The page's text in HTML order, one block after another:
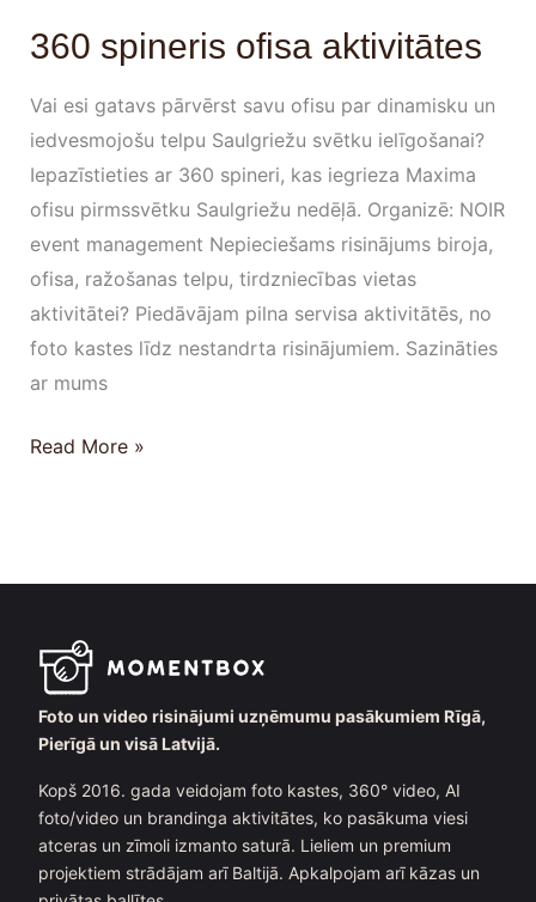
360 spineris ofisa aktivitātes
Vai esi gatavs pārvērst savu ofisu par dinamisku un
iedvesmojošu telpu Saulgriežu svētku ielīgošanai?
Iepazīstieties ar 360 spineri, kas iegrieza Maxima
ofisu pirmssvētku Saulgriežu nedēļā. Organizē: NOIR
event management Nepieciešams risinājums biroja,
ofisa, ražošanas telpu, tirdzniecības vietas
aktivitātei? Piedāvājam pilna servisa aktivitātēs, no
foto kastes līdz nestandrta risinājumiem. Sazināties
ar mums
Read More »
Foto un video risinājumi uzņēmumu pasākumiem Rīgā,
Pierīgā un visā Latvijā.
Kopš 2016. gada veidojam foto kastes, 360° video, AI
foto/video un brandinga aktivitātes, ko pasākuma viesi
atceras un zīmoli izmanto saturā. Lieliem un premium
projektiem strādājam arī Baltijā. Apkalpojam arī kāzas un